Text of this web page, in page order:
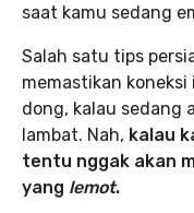
saat kamu sedang
Salah satu tips
memastikan
dong, kalau sedang
lambat. Nah, kalau
tentu nggak akan
yang lemot.